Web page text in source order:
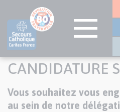
Aller
principal
CANDIDATURE
Chapo
Vous souhaitez vous
au sein de notre